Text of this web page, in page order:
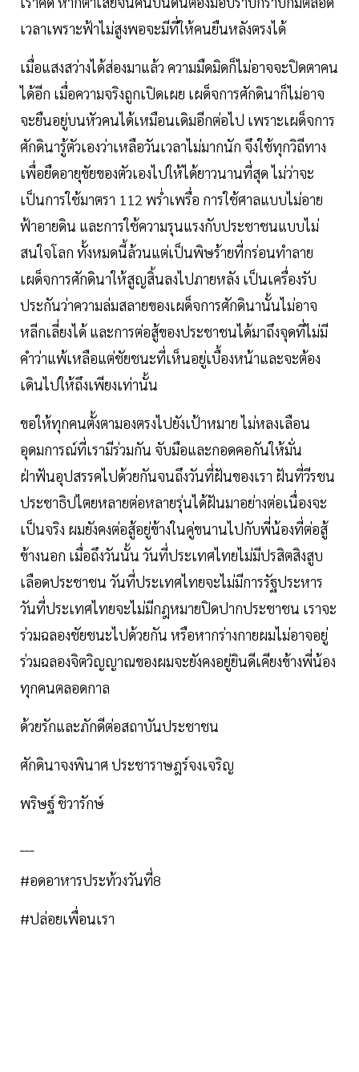
เวลาเพราะฟ้าไม่สูงพอจะมีที่ให้คนยืนหลังตรงได้
เมื่อแสงสว่างได้ส่องมาแล้ว ความมืดมิดก็ไม่อาจจะปิดตาคน
ได้อีก เมื่อความจริงถูกเปิดเผย เผด็จการศักดินาก็ไม่อาจ
จะยืนอยู่บนหัวคนได้เหมือนเดิมอีกต่อไป เพราะเผด็จการ
ศักดินารู้ตัวเองว่าเหลือวันเวลาไม่มากนัก จึงใช้ทุกวิถีทาง
เพื่อยืดอายุขัยของตัวเองไปให้ได้ยาวนานที่สุด ไม่ว่าจะ
เป็นการใช้มาตรา 112 พร่ำเพรื่อ การใช้ศาลแบบไม่อาย
ฟ้าอายดิน และการใช้ความรุนแรงกับประชาชนแบบไม่
สนใจโลก ทั้งหมดนี้ล้วนแต่เป็นพิษร้ายที่กร่อนทำลาย
เผด็จการศักดินาให้สูญสิ้นลงไปภายหลัง เป็นเครื่องรับ
ประกันว่าความล่มสลายของเผด็จการศักดินานั้นไม่อาจ
หลีกเลี่ยงได้ และการต่อสู้ของประชาชนได้มาถึงจุดที่ไม่มี
คำว่าแพ้เหลือแต่ชัยชนะที่เห็นอยู่เบื้องหน้าและจะต้อง
เดินไปให้ถึงเพียงเท่านั้น
ขอให้ทุกคนตั้งตามองตรงไปยังเป้าหมาย ไม่หลงเลือน
อุดมการณ์ที่เรามีร่วมกัน จับมือและกอดคอกันให้มั่น
ฝ่าฟันอุปสรรคไปด้วยกันจนถึงวันที่ฝันของเรา ฝันที่วีรชน
ประชาธิปไตยหลายต่อหลายรุ่นได้ฝันมาอย่างต่อเนื่องจะ
เป็นจริง ผมยังคงต่อสู้อยู่ข้างในคู่ขนานไปกับพี่น้องที่ต่อสู้
ข้างนอก เมื่อถึงวันนั้น วันที่ประเทศไทยไม่มีปรสิตสิงสูบ
เลือดประชาชน วันที่ประเทศไทยจะไม่มีการรัฐประหาร
วันที่ประเทศไทยจะไม่มีกฎหมายปิดปากประชาชน เราจะ
ร่วมฉลองชัยชนะไปด้วยกัน หรือหากร่างกายผมไม่อาจอยู่
ร่วมฉลองจิตวิญญาณของผมจะยังคงอยู่ยินดีเคียงข้างพี่น้อง
ทุกคนตลอดกาล
ด้วยรักและภักดีต่อสถาบันประชาชน
ศักดินาจงพินาศ ประชาราษฎร์จงเจริญ
พริษฐ์ ชิวารักษ์
#อดอาหารประท้วงวันที่8
#ปล่อยเพื่อนเรา